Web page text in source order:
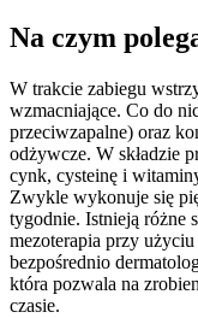
Na czym
W trakcie zabiegu
wzmacniające. Co do
przeciwzapalne) oraz
odżywcze. W składzie
cynk, cysteinę i
Zwykle wykonuje się
tygodnie. Istnieją różne
mezoterapia przy
bezpośrednio
która pozwala na
czasie.